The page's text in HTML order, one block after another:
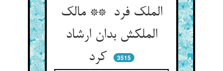
الملک فرد ** مالک
الملکش بدان ارشاد
3515